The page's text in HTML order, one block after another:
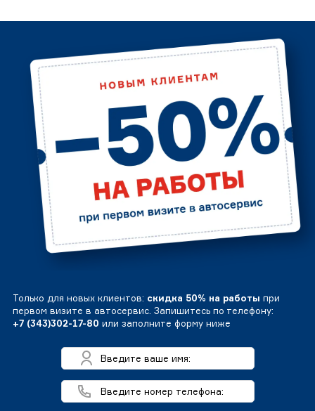
Только для новых клиентов: скидка 50% на работы при
первом визите в автосервис. Запишитесь по телефону:
+7 (343)302-17-80 или заполните форму ниже